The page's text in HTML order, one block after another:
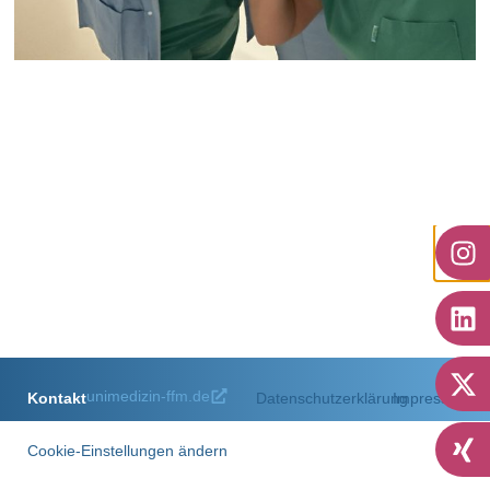
Kontaktunimedizin-ffm.de DatenschutzerklärungImpressum
Cookie-Einstellungen ändern